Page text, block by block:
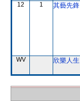
12 1 其藝先鋒
WV 欣樂人生